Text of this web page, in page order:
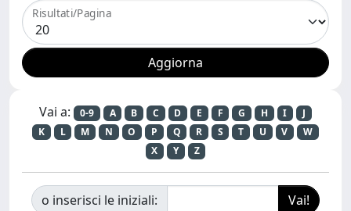
Risultati/Pagina
Vai a: 0-9 A B C D E F G H I
J
K
L M N O P Q R S T U V
W
X
Y Z
o inserisci le iniziali: